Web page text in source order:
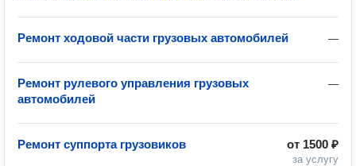
—
Ремонт ходовой части грузовых автомобилей
—
Ремонт рулевого управления грузовых
автомобилей
от 1500 ₽
за услугу
Ремонт суппорта грузовиков